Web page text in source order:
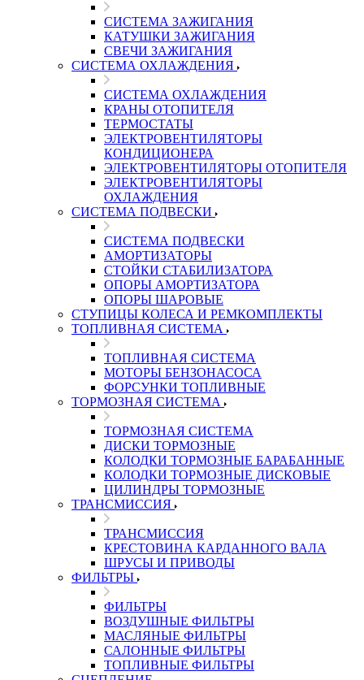
СИСТЕМА ЗАЖИГАНИЯ
КАТУШКИ ЗАЖИГАНИЯ
СВЕЧИ ЗАЖИГАНИЯ
СИСТЕМА ОХЛАЖДЕНИЯ
СИСТЕМА ОХЛАЖДЕНИЯ
КРАНЫ ОТОПИТЕЛЯ
ТЕРМОСТАТЫ
ЭЛЕКТРОВЕНТИЛЯТОРЫ
КОНДИЦИОНЕРА
ЭЛЕКТРОВЕНТИЛЯТОРЫ ОТОПИТЕЛЯ
ЭЛЕКТРОВЕНТИЛЯТОРЫ
ОХЛАЖДЕНИЯ
СИСТЕМА ПОДВЕСКИ
СИСТЕМА ПОДВЕСКИ
АМОРТИЗАТОРЫ
СТОЙКИ СТАБИЛИЗАТОРА
ОПОРЫ АМОРТИЗАТОРА
ОПОРЫ ШАРОВЫЕ
СТУПИЦЫ КОЛЕСА И РЕМКОМПЛЕКТЫ
ТОПЛИВНАЯ СИСТЕМА
ТОПЛИВНАЯ СИСТЕМА
МОТОРЫ БЕНЗОНАСОСА
ФОРСУНКИ ТОПЛИВНЫЕ
ТОРМОЗНАЯ СИСТЕМА
ТОРМОЗНАЯ СИСТЕМА
ДИСКИ ТОРМОЗНЫЕ
КОЛОДКИ ТОРМОЗНЫЕ БАРАБАННЫЕ
КОЛОДКИ ТОРМОЗНЫЕ ДИСКОВЫЕ
ЦИЛИНДРЫ ТОРМОЗНЫЕ
ТРАНСМИССИЯ
ТРАНСМИССИЯ
КРЕСТОВИНА КАРДАННОГО ВАЛА
ШРУСЫ И ПРИВОДЫ
ФИЛЬТРЫ
ФИЛЬТРЫ
ВОЗДУШНЫЕ ФИЛЬТРЫ
МАСЛЯНЫЕ ФИЛЬТРЫ
САЛОННЫЕ ФИЛЬТРЫ
ТОПЛИВНЫЕ ФИЛЬТРЫ